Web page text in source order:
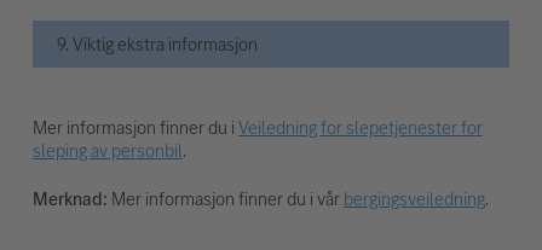
9. Viktig ekstra informasjon
Mer informasjon finner du iVeiledning for slepetjenester for
sleping av personbil.
Merknad: Mer informasjon finner du i vårbergingsveiledning.